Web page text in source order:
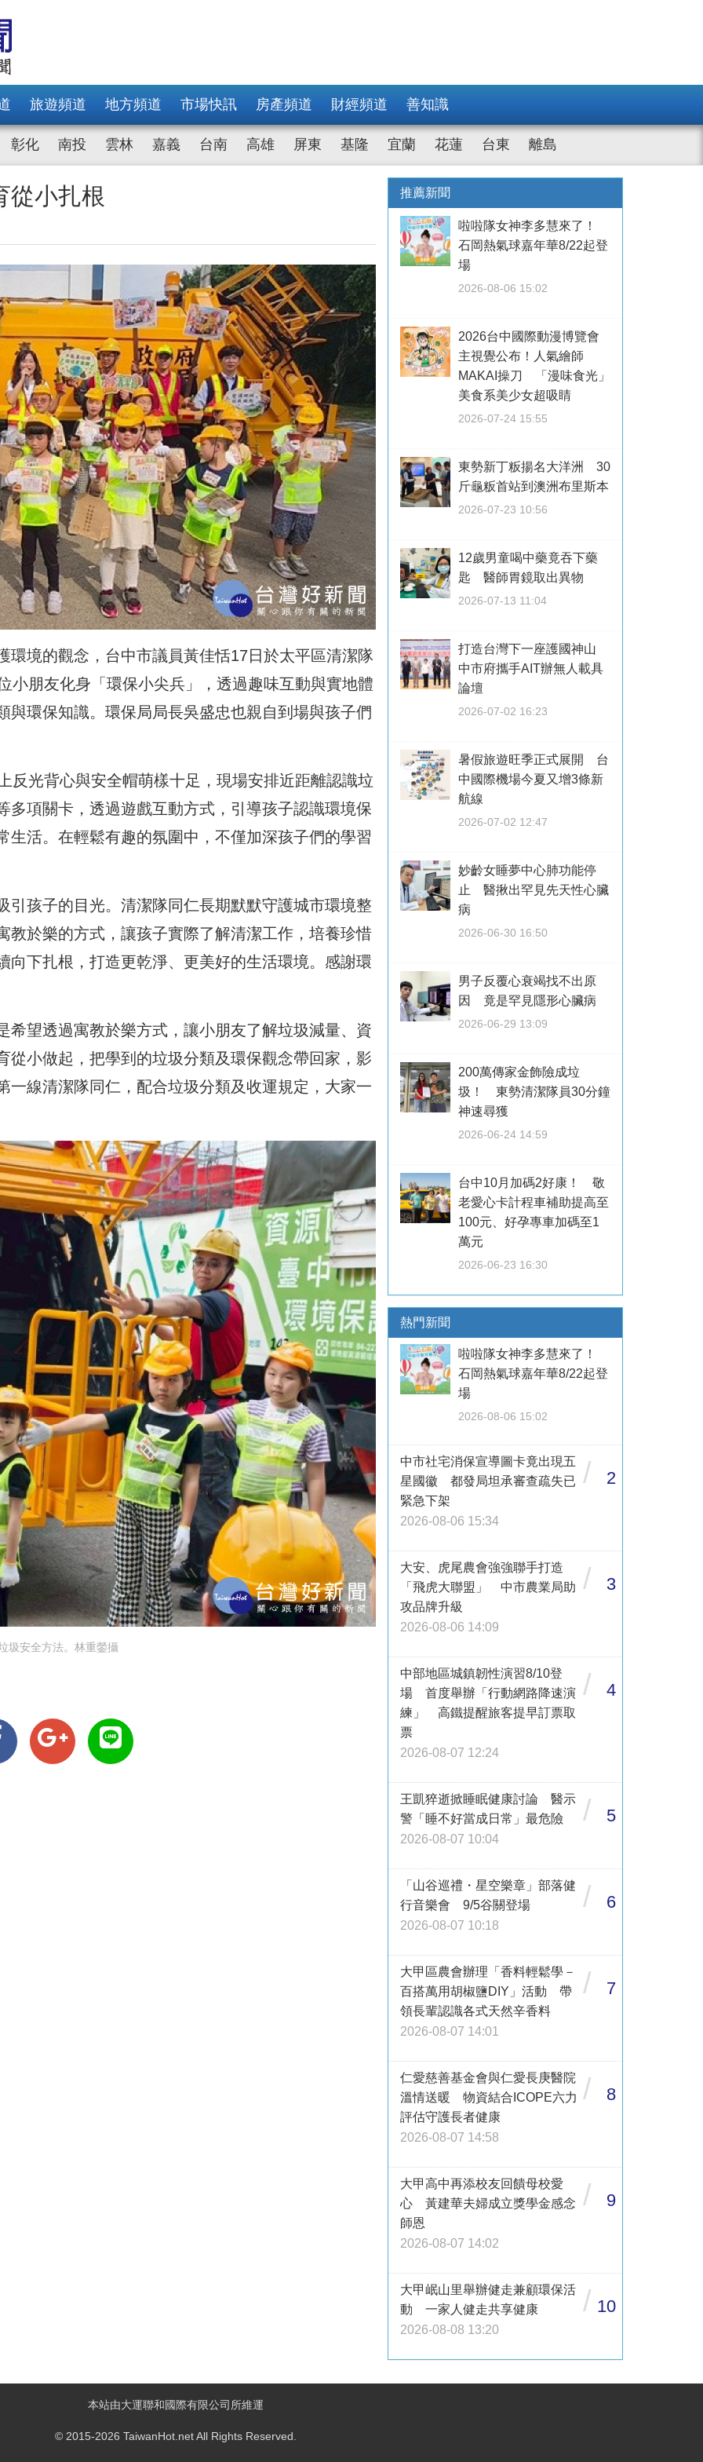
旅遊頻道 地方頻道 市場快訊 房產頻道 財經頻道 善知識
彰化 南投 雲林 嘉義 台南 高雄 屏東 基隆 宜蘭 花蓮 台東 離島
小扎根
環境的觀念， 台中市議員黃佳恬17日於太平區清潔隊
小朋友化身「環保小尖兵」， 透過趣味互動與實地體
與環保知識。 環保局局長吳盛忠也親自到場與孩子們
反光背心與安全帽萌樣十足， 現場安排近距離認識垃
多項關卡，透過遊戲互動方式， 引導孩子認識環境保
活。 在輕鬆有趣的氛圍中，不僅加深孩子們的學習
孩子的目光。 清潔隊同仁長期默默守護城市環境整
教於樂的方式，讓孩子實際了解清潔工作， 培養珍惜
向下扎根， 打造更乾淨、更美好的生活環境。感謝環
希望透過寓教於樂方式， 讓小朋友了解垃圾減量、資
從小做起，把學到的垃圾分類及環保觀念帶回家， 影
一線清潔隊同仁， 配合垃圾分類及收運規定，大家一
圾安全方法。林重鎣攝
推薦新聞
啦啦隊女神李多慧來了！
石岡熱氣球嘉年華8/22起登
場
2026-08-06 15:02
2026台中國際動漫博覽會
主視覺公布！人氣繪師
MAKAI操刀 「漫味食光」
美食系美少女超吸睛
2026-07-24 15:55
東勢新丁粄揚名大洋洲 30
斤龜粄首站到澳洲布里斯本
2026-07-23 10:56
12歲男童喝中藥竟吞下藥
匙 醫師胃鏡取出異物
2026-07-13 11:04
打造台灣下一座護國神山
中市府攜手AIT辦無人載具
論壇
2026-07-02 16:23
暑假旅遊旺季正式展開 台
中國際機場今夏又增3條新
航線
2026-07-02 12:47
妙齡女睡夢中心肺功能停
止 醫揪出罕見先天性心臟
病
2026-06-30 16:50
男子反覆心衰竭找不出原
因 竟是罕見隱形心臟病
2026-06-29 13:09
200萬傳家金飾險成垃
圾！ 東勢清潔隊員30分鐘
神速尋獲
2026-06-24 14:59
台中10月加碼2好康！ 敬
老愛心卡計程車補助提高至
100元、好孕專車加碼至1
萬元
2026-06-23 16:30
熱門新聞
啦啦隊女神李多慧來了！
石岡熱氣球嘉年華8/22起登
場
2026-08-06 15:02
中市社宅消保宣導圖卡竟出現五
星國徽 都發局坦承審查疏失已
緊急下架
2026-08-06 15:34
/ 2
大安、虎尾農會強強聯手打造
「飛虎大聯盟」 中市農業局助
攻品牌升級
2026-08-06 14:09
/ 3
中部地區城鎮韌性演習8/10登
場 首度舉辦「行動網路降速演
練」 高鐵提醒旅客提早訂票取
票
2026-08-07 12:24
/ 4
王凱猝逝掀睡眠健康討論 醫示
警「睡不好當成日常」最危險
2026-08-07 10:04
/ 5
「山谷巡禮・星空樂章」部落健
行音樂會 9/5谷關登場
2026-08-07 10:18
/ 6
大甲區農會辦理「香料輕鬆學－
百搭萬用胡椒鹽DIY」活動 帶
領長輩認識各式天然辛香料
2026-08-07 14:01
/ 7
仁愛慈善基金會與仁愛長庚醫院
溫情送暖 物資結合ICOPE六力
評估守護長者健康
2026-08-07 14:58
/ 8
大甲高中再添校友回饋母校愛
心 黃建華夫婦成立獎學金感念
師恩
2026-08-07 14:02
/ 9
大甲岷山里舉辦健走兼顧環保活
動 一家人健走共享健康
2026-08-08 13:20
/ 10
本站由大運聯和國際有限公司所維運
© 2015-2026 TaiwanHot.net All Rights Reserved.